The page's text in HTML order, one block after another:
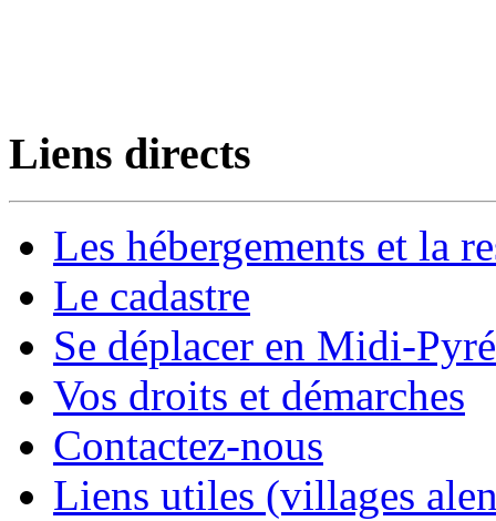
Liens directs
Les hébergements et la
Le cadastre
Se déplacer en Midi-
Vos droits et démarches
Contactez-nous
Liens utiles (villages